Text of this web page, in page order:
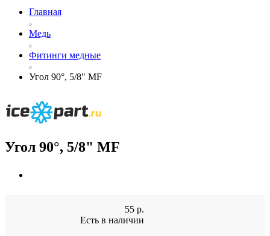
Главная
Медь
Фитинги медные
Угол 90°, 5/8" MF
Угол 90°, 5/8" MF
55 р.
Есть в наличии